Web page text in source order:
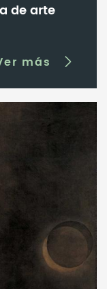
de arte
más